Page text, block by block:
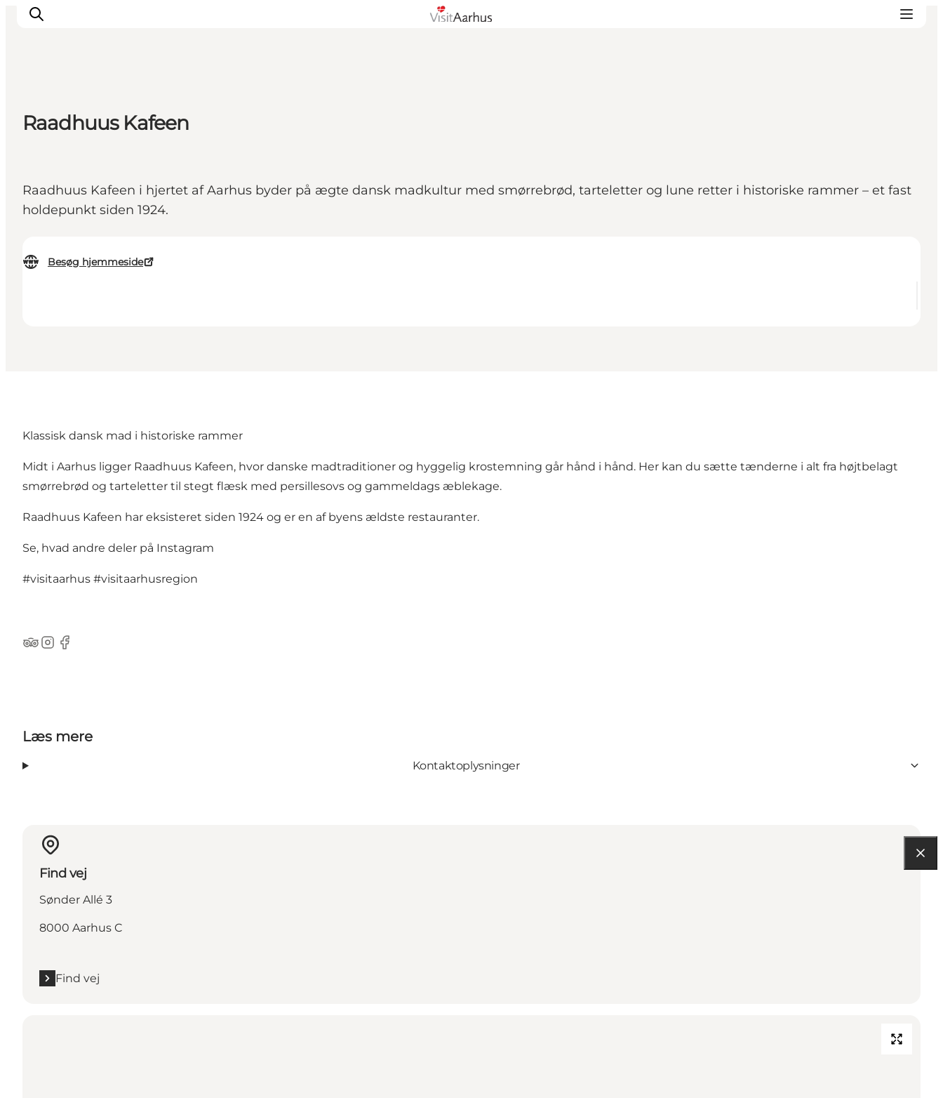
Oplevelser
Transport
Raadhuus Kafeen
Raadhuus Kafeen i hjertet af Aarhus byder på ægte dansk madkultur med smørrebrød, tarteletter og lune retter i historiske rammer – et fast
holdepunkt siden 1924.
Besøg hjemmeside
Klassisk dansk mad i historiske rammer
Midt i Aarhus ligger Raadhuus Kafeen, hvor danske madtraditioner og hyggelig krostemning går hånd i hånd. Her kan du sætte tænderne i alt fra højtbelagt
smørrebrød og tarteletter til stegt flæsk med persillesovs og gammeldags æblekage.
Raadhuus Kafeen har eksisteret siden 1924 og er en af byens ældste restauranter.
Se, hvad andre deler på Instagram
#visitaarhus #visitaarhusregion
TripAdvisor
Instagram
Facebook
Læs mere
Kontaktoplysninger
Find vej
Sønder Allé 3
8000 Aarhus C
Find vej